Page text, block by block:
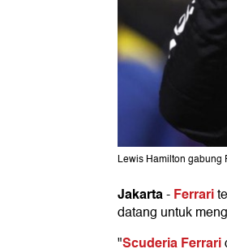
Lewis Hamilton gabung
Jakarta-Ferrari
datang untuk
"Scuderia Ferrari